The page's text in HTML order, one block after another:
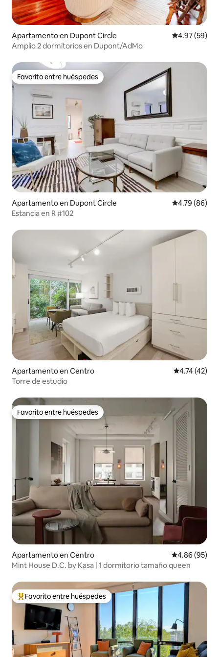
Apartamento en Dupont Circle Calificación
4.97 (59)
Amplio 2 dormitorios en Dupont/AdMo
Favorito entre huéspedes
Favorito entre huéspedes
Apartamento en Dupont Circle Calificación
4.79 (86)
Estancia en R #102
Apartamento en Centro Calificación
4.74 (42)
Torre de estudio
Favorito entre huéspedes
Favorito entre huéspedes
Apartamento en Centro Calificación
4.86 (95)
Mint House D.C. by Kasa | 1 dormitorio tamaño queen
Favorito entre huéspedes preferido
Favorito entre huéspedes